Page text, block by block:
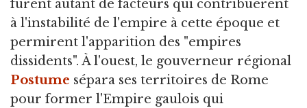
furent autant de facteurs qui contribuèrent
à l'instabilité de l'empire à cette époque et
permirent l'apparition des "empires
dissidents". À l'ouest, le gouverneur régional
Postume sépara ses territoires de Rome
pour former l'Empire gaulois qui